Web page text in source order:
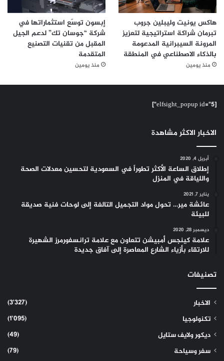
هاكس يونيت وليبلين جروب
تبرمان شراكة استراتيجية لتعزيز
المرونة السيبرانية المدعومة
بالذكاء الاصطناعي في المنطقة
منذ يومين
إبسون توسّع استثماراتها في
شركة “جوسان تك” لدعم الجيل
المقبل من تقنيات التصنيع
المتقدمة
منذ يومين
[elfsight_popup id="5"]
الاخبار الاكثر مشاهدة
أبريل 4, 2020
إطلاق الساعة الأكثر تطوراً في السعودية لتحسين معدلات الصحة
واللياقة في المنزل
يناير 7, 2021
عائشة مير… تحول مواد التجميل التالفة إلى لوحات فنية صديقة
للبيئة
ديسمبر 28, 2020
علامة كينجس أمبيشن تتعاون مع علامة ترانسفورمرز الشهيرة
للارتقاء بأزياء الشارع المعاصرة إلى آفاق جديدة
تصنيفات
الاخبار
(3٬327)
تكنولوجيا
(1٬095)
ديكور ولايف ستايل
(49)
سفر وسياحة
(79)